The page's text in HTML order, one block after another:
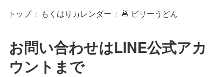
トップ / もくはりカレンダー / 🍜 ビリーうどん
お問い合わせはLINE公式アカ
ウントまで